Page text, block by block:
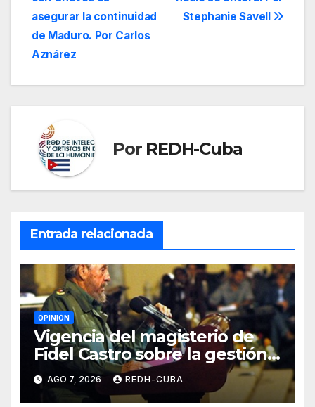
de
entradas
Stephanie Savell
asegurar la continuidad
de Maduro. Por Carlos
Aznárez
Por REDH-Cuba
Entrada relacionada
OPINIÓN
Vigencia del magisterio de
Fidel Castro sobre la gestión
del liderazgo revolucionario.
Por Jorge Luís Guach Estévez
AGO 7, 2026 REDH-CUBA